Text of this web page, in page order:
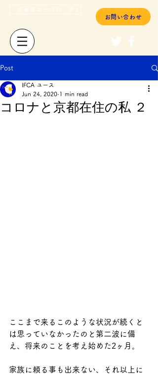
当事者ユースの「声」
お問い合わせ
Post
コロナと京都在住の私 ２
IFCA ユース
Jun 24, 2020 1 min read
ここまで来るこのような状況が続くと
は思っていなかったのと第二波に備
え、将来のことを考え始めた2ヶ月。
家族に頼る事も出来ない、それ以上に